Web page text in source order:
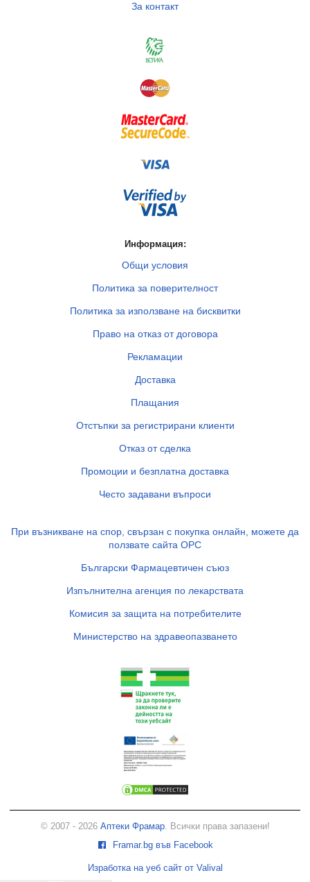
За контакт
Информация:
Общи условия
Политика за поверителност
Политика за използване на бисквитки
Право на отказ от договора
Рекламации
Доставка
Плащания
Отстъпки за регистрирани клиенти
Отказ от сделка
Промоции и безплатна доставка
Често задавани въпроси
При възникване на спор, свързан с покупка онлайн, можете да
ползвате сайта ОРС
Български Фармацевтичен съюз
Изпълнителна агенция по лекарствата
Комисия за защита на потребителите
Министерство на здравеопазването
© 2007 - 2026 Аптеки Фрамар. Всички права запазени!
Framar.bg във Facebook
Изработка на уеб сайт от Valival